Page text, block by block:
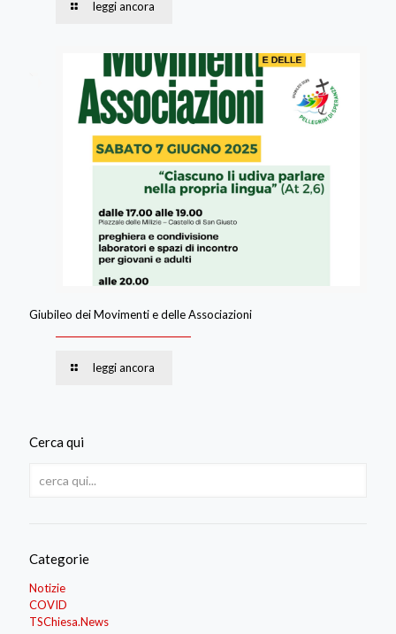
leggi ancora
Giubileo dei Movimenti e delle Associazioni
leggi ancora
Cerca qui
Categorie
Notizie
COVID
TSChiesa.News